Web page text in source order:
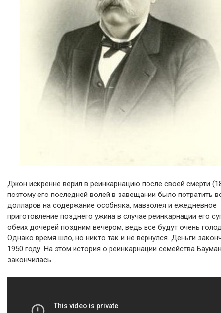
Джон искренне верил в реинкарнацию после своей смерти
поэтому его последней волей в завещании было потратить
долларов на содержание особняка, мавзолея и ежедневное
приготовление позднего ужина в случае реинкарнации его
обеих дочерей поздним вечером, ведь все будут очень
Однако время шло, но никто так и не вернулся. Деньги
1950 году. На этом история о реинкарнации семейства Бауман
закончилась.